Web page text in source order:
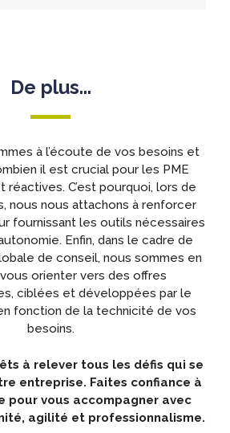
De plus...
à l’écoute de vos besoins et
il est crucial pour les PME
réactives. C’est pourquoi, lors de
nous nous attachons à renforcer
fournissant les outils nécessaires
Enfin, dans le cadre de
de conseil, nous sommes en
orienter vers des offres
ciblées et développées par le
fonction de la technicité de vos
besoins.
à relever tous les défis qui se
entreprise. Faites confiance à
pour vous accompagner avec
agilité et professionnalisme.